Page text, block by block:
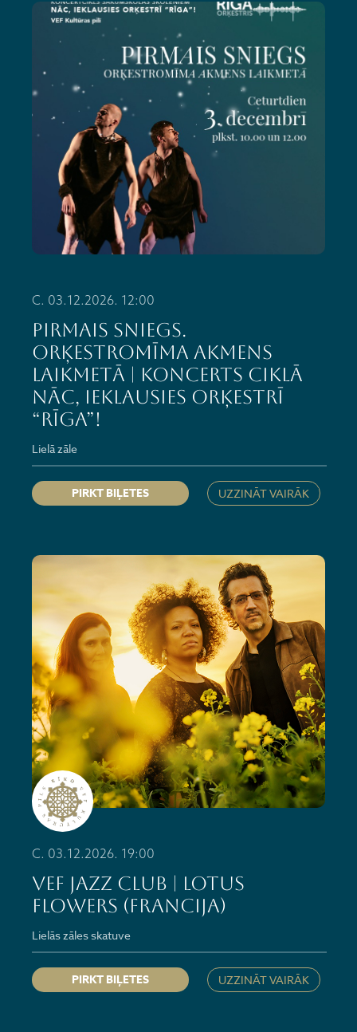
C. 03.12.2026. 12:00
PIRMAIS SNIEGS.
ORĶESTROMĪMA AKMENS
LAIKMETĀ | Koncerts ciklā
NĀC, IEKLAUSIES ORĶESTRĪ
“RĪGA”!
Lielā zāle
PIRKT BIĻETES UZZINĀT VAIRĀK
C. 03.12.2026. 19:00
VEF JAZZ CLUB | LOTUS
FLOWERS (Francija)
Lielās zāles skatuve
PIRKT BIĻETES UZZINĀT VAIRĀK